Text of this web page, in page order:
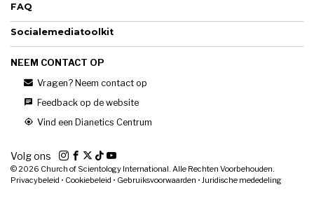
FAQ
Socialemediatoolkit
NEEM CONTACT OP
Vragen? Neem contact op
Feedback op de website
Vind een Dianetics Centrum
Volg ons
© 2026 Church of Scientology International. Alle Rechten Voorbehouden.
Privacybeleid • Cookiebeleid • Gebruiksvoorwaarden • Juridische mededeling